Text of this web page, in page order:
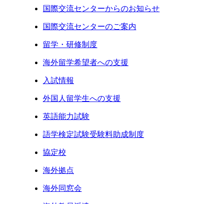
国際交流センターからのお知らせ
国際交流センターのご案内
留学・研修制度
海外留学希望者への支援
入試情報
外国人留学生への支援
英語能力試験
語学検定試験受験料助成制度
協定校
海外拠点
海外同窓会